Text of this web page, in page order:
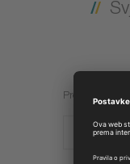
Proizvođač:
CON-O-